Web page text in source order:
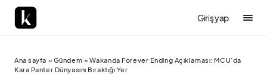
Giriş yap
Ana sayfa » Gündem » Wakanda Forever Ending Açıklaması: MCU’da
Kara Panter Dünyasını Bıraktığı Yer